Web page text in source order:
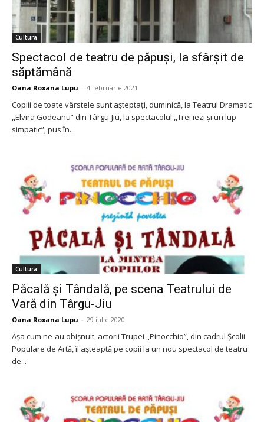
Cultura
Spectacol de teatru de păpuși, la sfârșit de
săptămână
Oana Roxana Lupu - 4 februarie 2021
Copiii de toate vârstele sunt așteptați, duminică, la Teatrul Dramatic
,,Elvira Godeanu” din Târgu-Jiu, la spectacolul ,,Trei iezi și un lup
simpatic”, pus în...
Cultura
Păcală și Tândală, pe scena Teatrului de
Vară din Târgu-Jiu
Oana Roxana Lupu - 29 iulie 2020
Așa cum ne-au obișnuit, actorii Trupei ,,Pinocchio”, din cadrul Școlii
Populare de Artă, îi așteaptă pe copii la un nou spectacol de teatru
de...